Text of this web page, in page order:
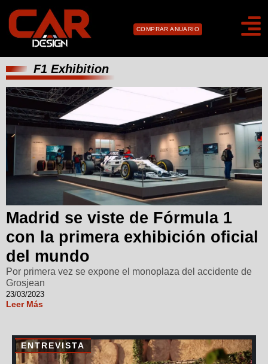
COMPRAR ANUARIO
F1 Exhibition
Madrid se viste de Fórmula 1
con la primera exhibición oficial
del mundo
Por primera vez se expone el monoplaza del accidente de
Grosjean
23/03/2023
Leer Más
ENTREVISTA